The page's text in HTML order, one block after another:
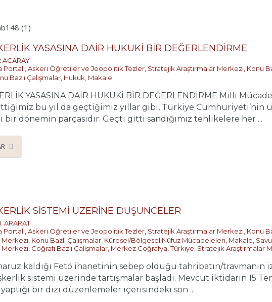
YASASINA DAİR HUKUKİ BİR DEĞERLENDİRME
Portalı,Askeri Öğretiler ve Jeopolitik Tezler, Stratejik Araştırmalar Merkezi, Konu
Bazlı Çalışmalar, Hukuk, Makale
YASASINA DAİR HUKUKİ BİR DEĞERLENDİRME Milli
bu yıl da geçtiğimiz yıllar gibi, Türkiye Cumhuriyeti’nin
bir dönemin parçasıdır. Geçti gitti sandığımız tehlikelere her ...
SİSTEMİ ÜZERİNE DÜŞÜNCELER
ARARAT
Portalı Askeri Öğretiler ve Jeopolitik Tezler Stratejik Araştırmalar Merkezi Konu
Merkezi Konu Bazlı Çalışmalar Küresel/Bölgesel Nüfuz Mücadeleleri Makale
Merkezi Coğrafi Bazlı Çalışmalar Merkez Coğrafya ,Türkiye Stratejik Araştırmalar
kaldığı Fetö ihanetinin sebep olduğu tahribatın/
sistemi üzerinde tartışmalar başladı. Mevcut iktidarın 15
bir dizi düzenlemeler içerisindeki son ...